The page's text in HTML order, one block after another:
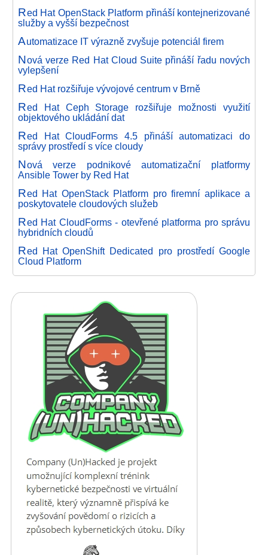
Red Hat OpenStack Platform přináší kontejnerizované
služby a vyšší bezpečnost
Automatizace IT výrazně zvyšuje potenciál firem
Nová verze Red Hat Cloud Suite přináší řadu nových
vylepšení
Red Hat rozšiřuje vývojové centrum v Brně
Red Hat Ceph Storage rozšiřuje možnosti využití
objektového ukládání dat
Red Hat CloudForms 4.5 přináší automatizaci do
správy prostředí s více cloudy
Nová verze podnikové automatizační platformy
Ansible Tower by Red Hat
Red Hat OpenStack Platform pro firemní aplikace a
poskytovatele cloudových služeb
Red Hat CloudForms - otevřené platforma pro správu
hybridních cloudů
Red Hat OpenShift Dedicated pro prostředí Google
Cloud Platform